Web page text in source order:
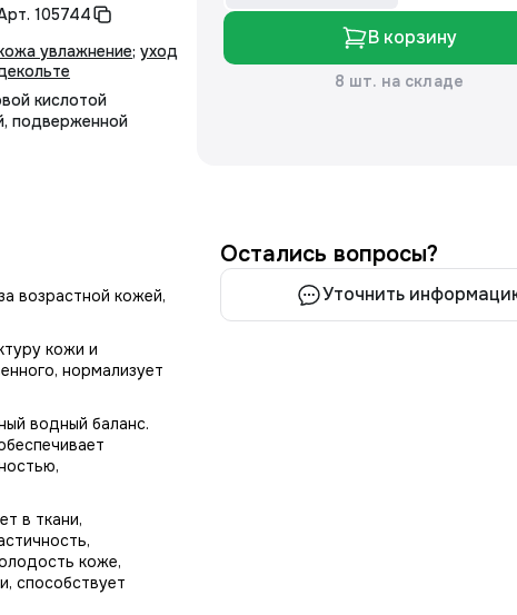
105744
увлажнение; уход
кислотой
подверженной
В корзину
8 шт. на складе
возрастной кожей,
кожи и
нормализует
водный баланс.
в ткани,
коже,
способствует
Остались вопросы?
Уточнить